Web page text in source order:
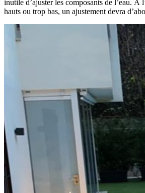
inutile d’ajuster les composants de l’eau. À
hauts ou trop bas, un ajustement devra